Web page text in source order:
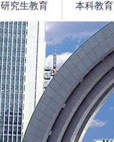
研究生教育 本科教育